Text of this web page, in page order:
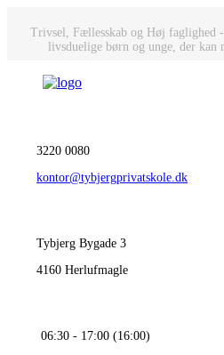
Trivsel, Fællesskab og Høj faglighed
livsduelige børn og unge, der kan
3220 0080
kontor@tybjergprivatskole.dk
Tybjerg Bygade 3
4160 Herlufmagle
06:30 - 17:00 (16:00)